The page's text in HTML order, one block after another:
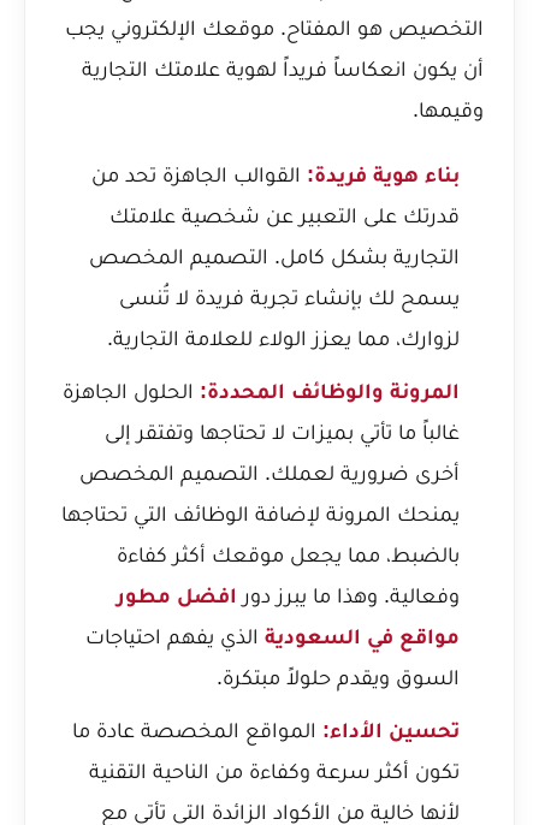
التخصيص هو المفتاح. موقعك الإلكتروني يجب
أن يكون انعكاساً فريداً لهوية علامتك التجارية
وقيمها.
بناء هوية فريدة: القوالب الجاهزة تحد من
قدرتك على التعبير عن شخصية علامتك
التجارية بشكل كامل. التصميم المخصص
يسمح لك بإنشاء تجربة فريدة لا تُنسى
لزوارك، مما يعزز الولاء للعلامة التجارية.
المرونة والوظائف المحددة: الحلول الجاهزة
غالباً ما تأتي بميزات لا تحتاجها وتفتقر إلى
أخرى ضرورية لعملك. التصميم المخصص
يمنحك المرونة لإضافة الوظائف التي تحتاجها
بالضبط، مما يجعل موقعك أكثر كفاءة
وفعالية. وهذا ما يبرز دور افضل مطور
مواقع في السعودية الذي يفهم احتياجات
السوق ويقدم حلولاً مبتكرة.
تحسين الأداء: المواقع المخصصة عادة ما
تكون أكثر سرعة وكفاءة من الناحية التقنية
لأنها خالية من الأكواد الزائدة التي تأتي مع